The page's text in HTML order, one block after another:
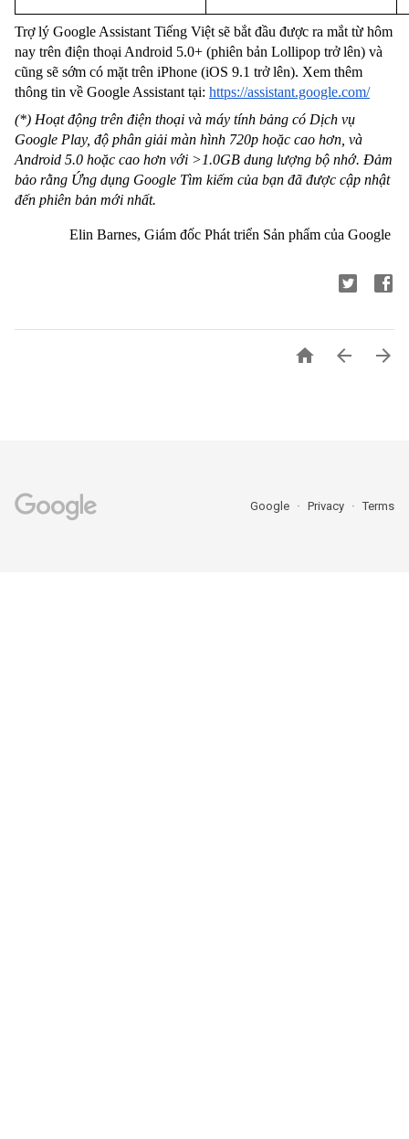
Trợ lý Google Assistant Tiếng Việt sẽ bắt đầu được ra mắt từ hôm
nay trên điện thoại Android 5.0+ (phiên bản Lollipop trở lên) và
cũng sẽ sớm có mặt trên iPhone (iOS 9.1 trở lên). Xem thêm
thông tin về Google Assistant tại: https://assistant.google.com/
(*) Hoạt động trên điện thoại và máy tính bảng có Dịch vụ
Google Play, độ phân giải màn hình 720p hoặc cao hơn, và
Android 5.0 hoặc cao hơn với >1.0GB dung lượng bộ nhớ. Đảm
bảo rằng Ứng dụng Google Tìm kiếm của bạn đã được cập nhật
đến phiên bản mới nhất.
Elin Barnes, Giám đốc Phát triển Sản phẩm của Google
  
Google Privacy Terms